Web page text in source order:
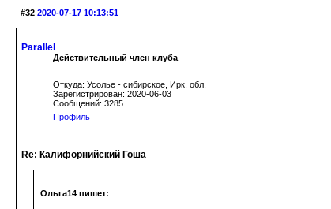
#32 2020-07-17 10:13:51
Parallel
Действительный член клуба
Откуда: Усолье - сибирское, Ирк. обл.
Зарегистрирован: 2020-06-03
Сообщений: 3285
Профиль
Re: Калифорнийский Гоша
Ольга14 пишет: